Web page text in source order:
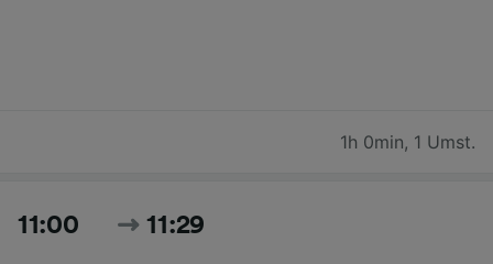
1h 0min, 1 Umst.
11:00 11:29